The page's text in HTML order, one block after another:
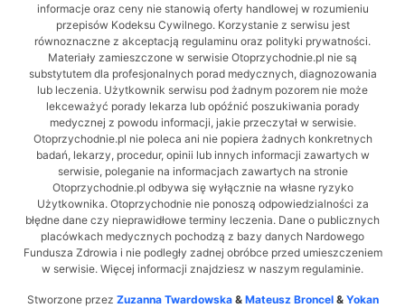
informacje oraz ceny nie stanowią oferty handlowej w rozumieniu
przepisów Kodeksu Cywilnego. Korzystanie z serwisu jest
równoznaczne z akceptacją regulaminu oraz polityki prywatności.
Materiały zamieszczone w serwisie Otoprzychodnie.pl nie są
substytutem dla profesjonalnych porad medycznych, diagnozowania
lub leczenia. Użytkownik serwisu pod żadnym pozorem nie może
lekceważyć porady lekarza lub opóźnić poszukiwania porady
medycznej z powodu informacji, jakie przeczytał w serwisie.
Otoprzychodnie.pl nie poleca ani nie popiera żadnych konkretnych
badań, lekarzy, procedur, opinii lub innych informacji zawartych w
serwisie, poleganie na informacjach zawartych na stronie
Otoprzychodnie.pl odbywa się wyłącznie na własne ryzyko
Użytkownika. Otoprzychodnie nie ponoszą odpowiedzialności za
błędne dane czy nieprawidłowe terminy leczenia. Dane o publicznych
placówkach medycznych pochodzą z bazy danych Nardowego
Fundusza Zdrowia i nie podległy zadnej obróbce przed umieszczeniem
w serwisie. Więcej informacji znajdziesz w naszym regulaminie.
Stworzone przez Zuzanna Twardowska & Mateusz Broncel & Yokan